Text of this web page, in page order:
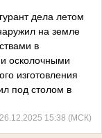
дела летом
на земле
в
осколочными
изготовления
под столом в
15:38 (МСК)